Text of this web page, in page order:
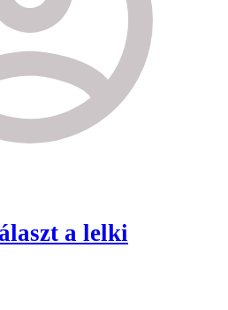
a lelki